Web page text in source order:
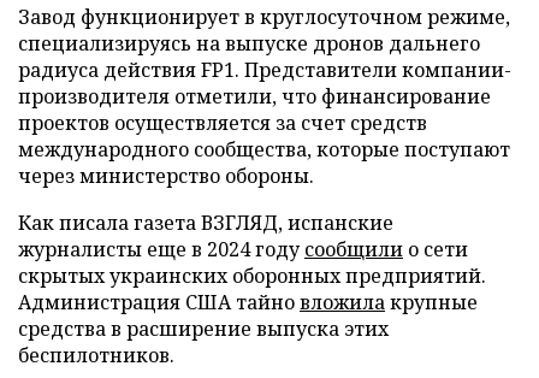
Завод функционирует в круглосуточном режиме,
специализируясь на выпуске дронов дальнего
радиуса действия FP1. Представители компании-
производителя отметили, что финансирование
проектов осуществляется за счет средств
международного сообщества, которые поступают
через министерство обороны.
Как писала газета ВЗГЛЯД, испанские
журналисты еще в 2024 годусообщили о сети
скрытых украинских оборонных предприятий.
Администрация США тайновложилакрупные
средства в расширение выпуска этих
беспилотников.